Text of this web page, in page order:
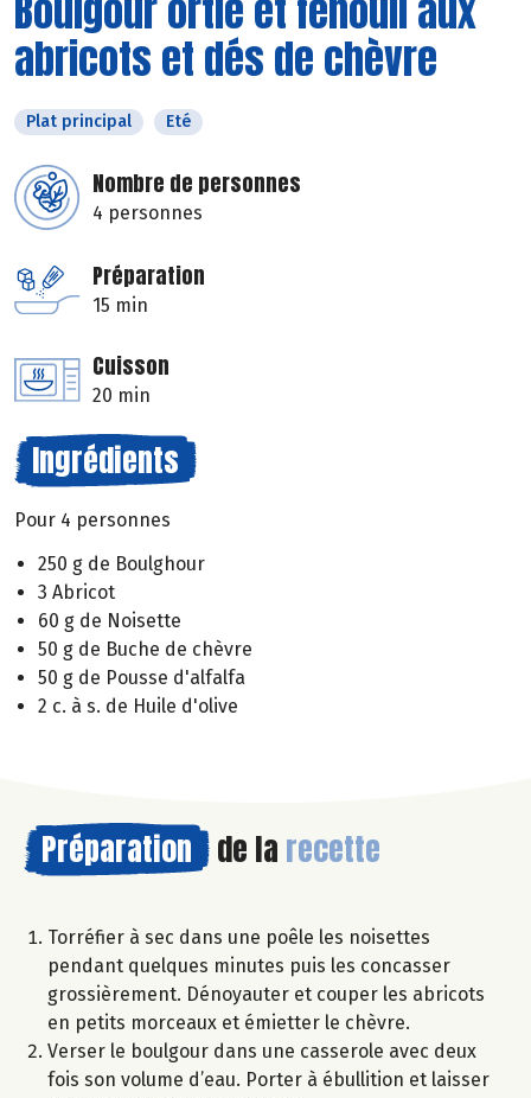
abricots et dés de chèvre
Plat principal Eté
Nombre de personnes
4 personnes
Préparation
15 min
Cuisson
20 min
Ingrédients
Pour 4 personnes
250 g de Boulghour
3 Abricot
60 g de Noisette
50 g de Buche de chèvre
50 g de Pousse d'alfalfa
2 c. à s. de Huile d'olive
Préparation de la recette
Torréfier à sec dans une poêle les noisettes
pendant quelques minutes puis les concasser
grossièrement. Dénoyauter et couper les abricots
en petits morceaux et émietter le chèvre.
Verser le boulgour dans une casserole avec deux
fois son volume d’eau. Porter à ébullition et laisser